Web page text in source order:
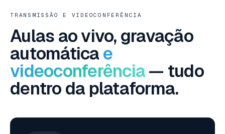
TRANSMISSÃO E VIDEOCONFERÊNCIA
Aulas ao vivo, gravação
automática e
videoconferência— tudo
dentro da plataforma.